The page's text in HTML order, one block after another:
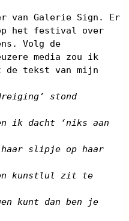
van Galerie Sign. Er
het festival over
Volg de
media zou ik
de tekst van mijn
stond
ik dacht ‘niks aan
haar slipje op haar
kunstlul zit te
kunt dan ben je